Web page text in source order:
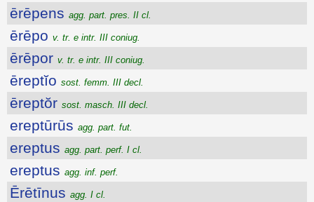
ērēpens agg. part. pres. II cl.
ērēpo v. tr. e intr. III coniug.
ērēpor v. tr. e intr. III coniug.
ēreptĭo sost. femm. III decl.
ēreptŏr sost. masch. III decl.
ereptūrūs agg. part. fut.
ereptus agg. part. perf. I cl.
ereptus agg. inf. perf.
Ērētīnus agg. I cl.